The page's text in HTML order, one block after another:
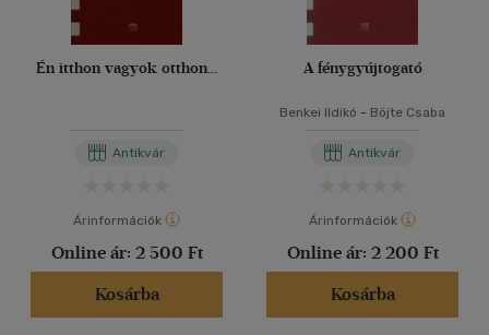
Én itthon vagyok otthon...
Antikvár
Árinformációk
Online ár: 2 500 Ft
Kosárba
A fénygyújtogató
Benkei Ildikó - Böjte Csaba
Antikvár
Árinformációk
Online ár: 2 200 Ft
Kosárba